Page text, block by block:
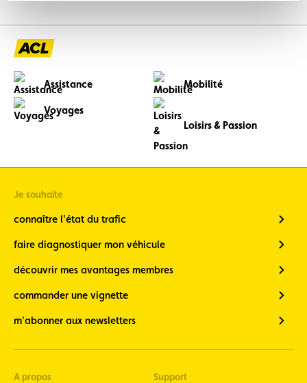
Assistance Mobilité
Voyages
Loisirs & Passion
Je souhaite
connaître l'état du trafic
faire diagnostiquer mon véhicule
découvrir mes avantages membres
commander une vignette
m'abonner aux newsletters
A propos Support